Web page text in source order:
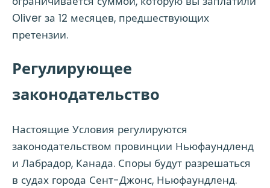
Oliver за 12 месяцев, предшествующих
претензии.
Регулирующее
законодательство
Настоящие Условия регулируются
законодательством провинции Ньюфаундленд
и Лабрадор, Канада. Споры будут разрешаться
в судах города Сент-Джонс, Ньюфаундленд.